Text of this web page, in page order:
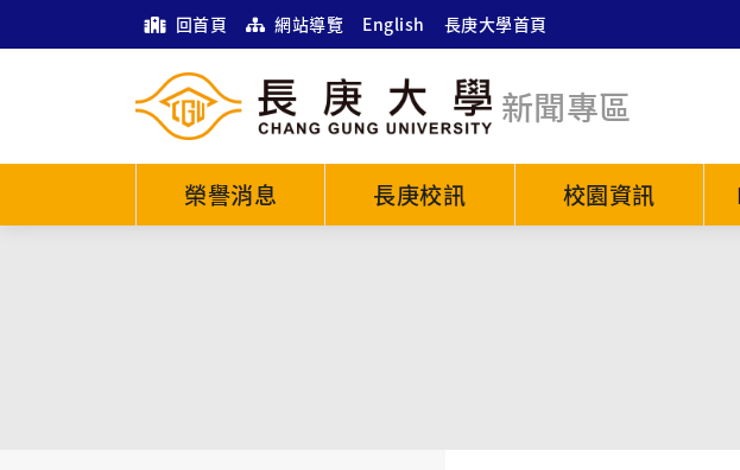
回首頁 網站導覽 English 長庚大學首頁
新聞專區
榮譽消息 長庚校訊 校園資訊